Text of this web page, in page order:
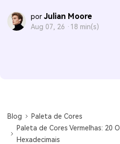
por Julian Moore
Aug 07, 26 · 18 min(s)
Blog
Paleta de Cores
Paleta de Cores Vermelhas: 20
Hexadecimais